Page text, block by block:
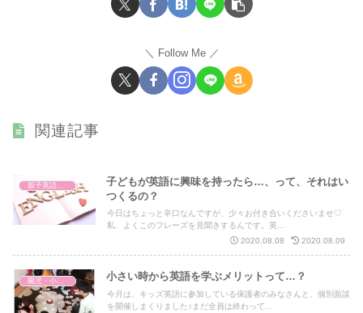
Follow Me
関連記事
子どもが英語に興味を持ったら…、って、それはい
つくるの？
今日はちょっと辛口なんですが、少々お付き合いくださいませ♡
私、よくこのフレーズを見聞きするんです。英...
2020.08.08
2020.08.09
小さい時から英語を学ぶメリットって…？
今月は、キッズ英語に参加している保護者のみなさんと、個別面談
を開催しまくりました♪まだ全員は終わって...